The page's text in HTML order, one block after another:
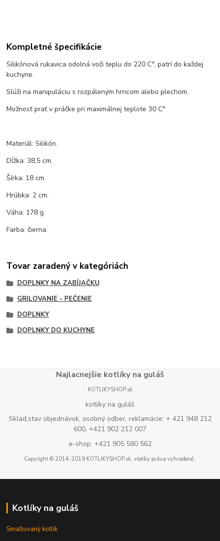
Kompletné špecifikácie
Silikónová rukavica odolná voči teplu do 220 C°, patrí do každej
kuchyne.
Slúži na manipuláciu s rozpáleným hrncom alebo plechom.
Možnosť prať v práčke pri maximálnej teplote 30 C°
Materiál: Silikón.
Dĺžka: 38,5 cm.
Šírka: 18 cm.
Hrúbka: 2 cm.
Váha: 178 g.
Farba: čierna.
Tovar zaradený v kategóriách
DOPLNKY NA ZABÍJAČKU
GRILOVANIE - PEČENIE
DOPLNKY
DOPLNKY DO KUCHYNE
Najlacnejšie kotlíky na guláš
KOTLIKYSHOP.sk
kotlíky na guláš
Sklad,stav objednávok, osobný odber, reklamácie: + 421 948 212
600, +421 902 212 007
e-shop: +421 905 580 562
Copyright © 2014-2019 KOTLIKYSHOP.sk, všetky práva vyhradené..
Kotlíky na guláš
Smaltovaný kotlík